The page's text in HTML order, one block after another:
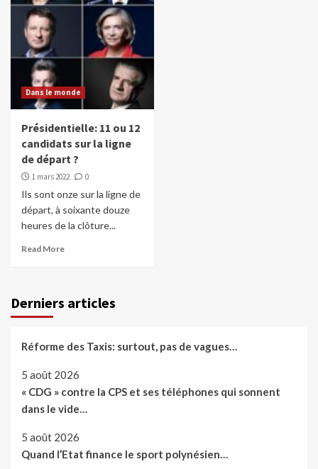
Dans le monde
Présidentielle: 11 ou 12
candidats sur la ligne
de départ ?
1 mars 2022 0
Ils sont onze sur la ligne de
départ, à soixante douze
heures de la clôture...
Read More
Derniers articles
Réforme des Taxis: surtout, pas de vagues…
5 août 2026
« CDG » contre la CPS et ses téléphones qui sonnent
dans le vide…
5 août 2026
Quand l’Etat finance le sport polynésien…